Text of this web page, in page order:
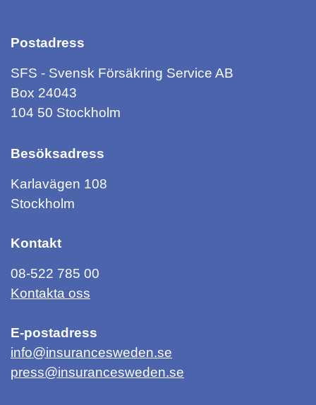
Postadress
SFS - Svensk Försäkring Service AB
Box 24043
104 50 Stockholm
Besöksadress
Karlavägen 108
Stockholm
Kontakt
08-522 785 00
Kontakta oss
E-postadress
info@insurancesweden.se
press@insurancesweden.se